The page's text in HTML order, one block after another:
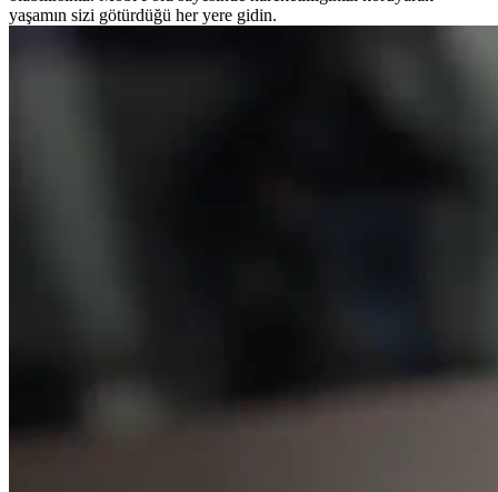
yaşamın sizi götürdüğü her yere gidin.